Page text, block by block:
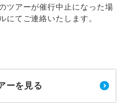
ツアーが催行中止になった場
にてご連絡いたします。
ーを見る